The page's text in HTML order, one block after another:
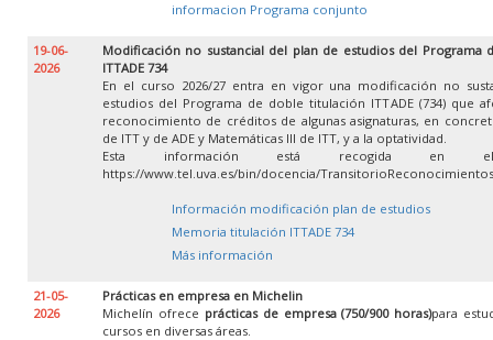
informacion Programa conjunto
19-06-
2026
Modificación no sustancial del plan de estudios del Programa
ITTADE 734
En el curso 2026/27 entra en vigor una modificación no
estudios del Programa de doble titulación ITTADE (734) que
reconocimiento de créditos de algunas asignaturas, en
de ITT y de ADE y Matemáticas III de ITT, y a la optatividad.
Esta información está recogida en el
https://www.tel.uva.es/bin/docencia/
Información modificación plan de estudios
Memoria titulación ITTADE 734
Más información
21-05-
2026
Prácticas en empresa en Michelin
Michelín ofrece prácticas de empresa (750/900 horas)para
cursos en diversas áreas.